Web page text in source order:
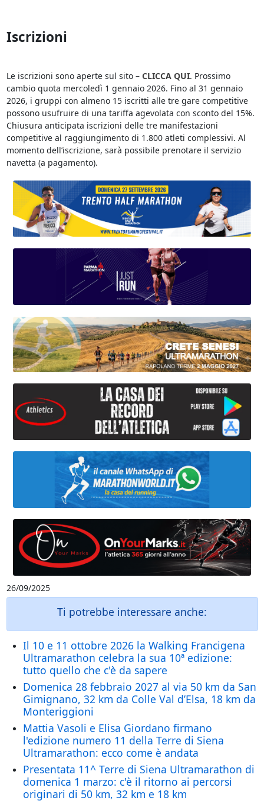
Iscrizioni
Le iscrizioni sono aperte sul sito – CLICCA QUI. Prossimo
cambio quota mercoledì 1 gennaio 2026. Fino al 31 gennaio
2026, i gruppi con almeno 15 iscritti alle tre gare competitive
possono usufruire di una tariffa agevolata con sconto del 15%.
Chiusura anticipata iscrizioni delle tre manifestazioni
competitive al raggiungimento di 1.800 atleti complessivi. Al
momento dell’iscrizione, sarà possibile prenotare il servizio
navetta (a pagamento).
26/09/2025
Ti potrebbe interessare anche:
Il 10 e 11 ottobre 2026 la Walking Francigena
Ultramarathon celebra la sua 10ª edizione:
tutto quello che c'è da sapere
Domenica 28 febbraio 2027 al via 50 km da San
Gimignano, 32 km da Colle Val d’Elsa, 18 km da
Monteriggioni
Mattia Vasoli e Elisa Giordano firmano
l'edizione numero 11 della Terre di Siena
Ultramarathon: ecco come è andata
Presentata 11^ Terre di Siena Ultramarathon di
domenica 1 marzo: c'è il ritorno ai percorsi
originari di 50 km, 32 km e 18 km